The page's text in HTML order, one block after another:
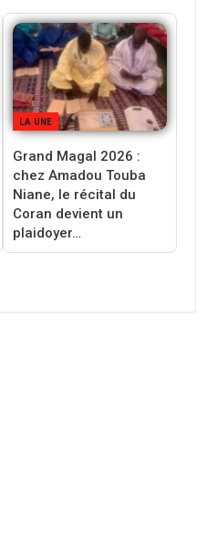
LA UNE
Grand Magal 2026 :
chez Amadou Touba
Niane, le récital du
Coran devient un
plaidoyer…